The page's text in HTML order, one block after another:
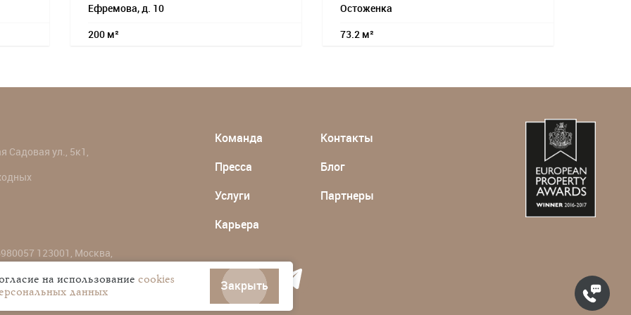
Ефремова, д. 10
200 м²
Остоженка
73.2 м²
Садовая ул., 5к1,
123001, Москва,
Команда
Пресса
Услуги
Карьера
Контакты
Блог
Партнеры
на использование cookies
данных Закрыть